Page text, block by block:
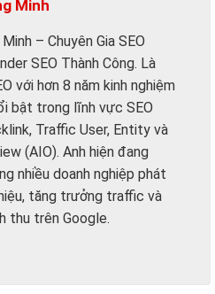
Minh
– Chuyên Gia SEO
SEO Thành Công. Là
với hơn 8 năm kinh nghiệm
bật trong lĩnh vực SEO
Traffic User, Entity và
(AIO). Anh hiện đang
nhiều doanh nghiệp phát
tăng trưởng traffic và
thu trên Google.